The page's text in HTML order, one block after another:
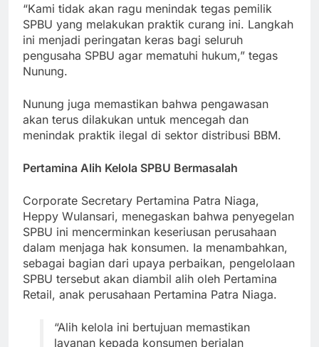
“Kami tidak akan ragu menindak tegas pemilik
SPBU yang melakukan praktik curang ini. Langkah
ini menjadi peringatan keras bagi seluruh
pengusaha SPBU agar mematuhi hukum,” tegas
Nunung.
Nunung juga memastikan bahwa pengawasan
akan terus dilakukan untuk mencegah dan
menindak praktik ilegal di sektor distribusi BBM.
Pertamina Alih Kelola SPBU Bermasalah
Corporate Secretary Pertamina Patra Niaga,
Heppy Wulansari, menegaskan bahwa penyegelan
SPBU ini mencerminkan keseriusan perusahaan
dalam menjaga hak konsumen. Ia menambahkan,
sebagai bagian dari upaya perbaikan, pengelolaan
SPBU tersebut akan diambil alih oleh Pertamina
Retail, anak perusahaan Pertamina Patra Niaga.
“Alih kelola ini bertujuan memastikan
layanan kepada konsumen berjalan